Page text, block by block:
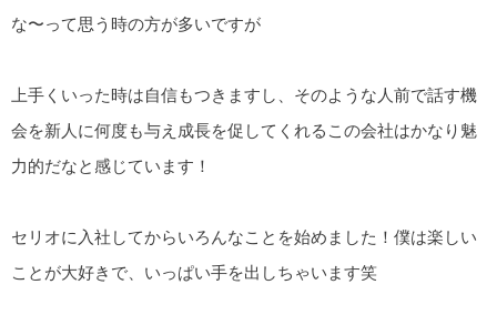
な〜って思う時の方が多いですが
上手くいった時は自信もつきますし、そのような人前で話す機
会を新人に何度も与え成長を促してくれるこの会社はかなり魅
力的だなと感じています！
セリオに入社してからいろんなことを始めました！僕は楽しい
ことが大好きで、いっぱい手を出しちゃいます笑